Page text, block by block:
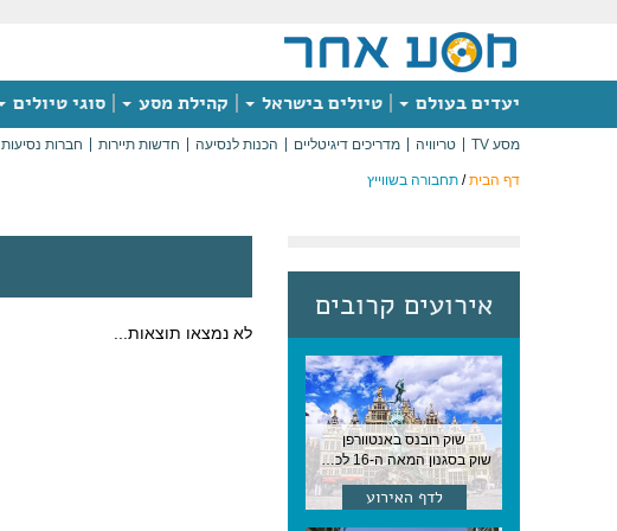
יעדים בעולם טיולים בישראל קהילת מסע סוגי טיולים
מסע TV טריוויה מדריכים דיגיטליים הכנות לנסיעה חדשות תיירות חברות נסיעות
דף הבית/ תחבורה בשווייץ
אירועים קרובים
שוק רובנס באנטוורפן
שוק בסגנון המאה ה-16 לכבודו של הצייר המפורסם, בן העיר, נערך ב-15 באוגוסט באנטוורפן
לדף האירוע
לא נמצאו תוצאות...